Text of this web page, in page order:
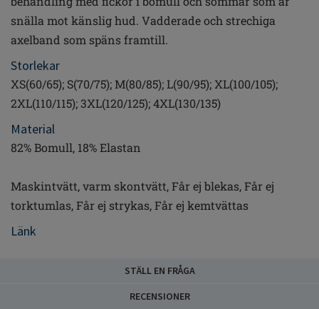
snälla mot känslig hud. Vadderade och strechiga
axelband som späns framtill.
Storlekar
XS(60/65); S(70/75); M(80/85); L(90/95); XL(100/105);
2XL(110/115); 3XL(120/125); 4XL(130/135)
Material
82% Bomull, 18% Elastan
Maskintvätt, varm skontvätt, Får ej blekas, Får ej
torktumlas, Får ej strykas, Får ej kemtvättas
Länk
STÄLL EN FRÅGA
RECENSIONER